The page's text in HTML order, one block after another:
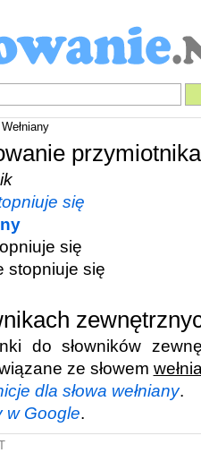
się
się
stopniuje się
do słowników
ze słowem
dla słowa wełniany.
w Google.